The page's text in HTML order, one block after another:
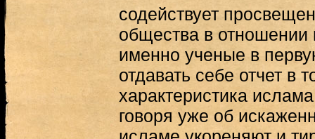
содействует
общества в
именно ученые в
отдавать себе отчет в
характеристика
говоря уже об